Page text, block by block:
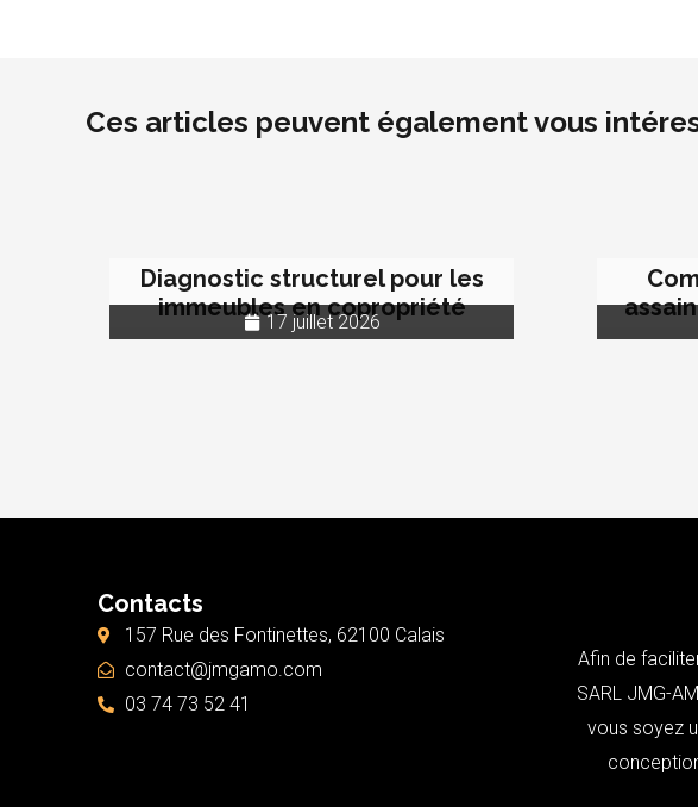
Ces articles peuvent également vous
Diagnostic structurel pour les
immeubles en copropriété
17 juillet 2026
Contacts
157 Rue des Fontinettes, 62100 Calais
contact@jmgamo.com
03 74 73 52 41
Afin de
SARL JMG-
vous soyez